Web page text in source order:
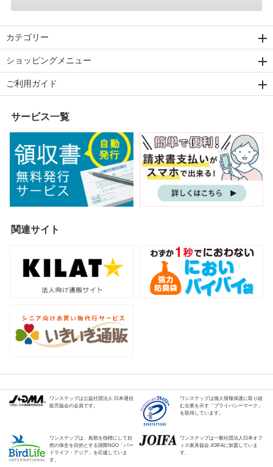
カテゴリー
ショッピングメニュー
ご利用ガイド
サービス一覧
関連サイト
ワンステップは公益社団法人 日本通信
販売協会の会員です。
ワンステップは個人情報保護に取り組
む企業を示す「プライバシーマーク」
を取得しています。
ワンステップは、鳥類を指標にして自
然の保全を目的とする国際NGO「バー
ドライフ・アジア」を応援していま
す。
ワンステップは一般社団法人日本オフ
ィス家具協会 JOIFAに加盟していま
す。